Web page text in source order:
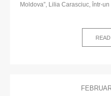
Moldova”, Lilia Carasciuc, într-